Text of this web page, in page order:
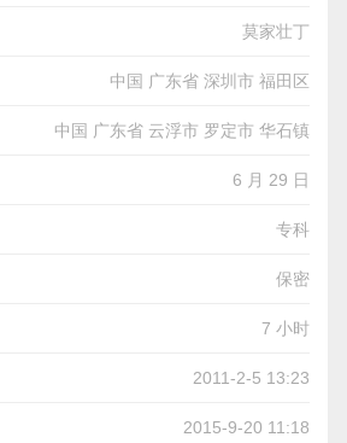
莫家壮丁
中国 广东省 深圳市 福田区
中国 广东省 云浮市 罗定市 华石镇
6 月 29 日
专科
保密
7 小时
2011-2-5 13:23
2015-9-20 11:18